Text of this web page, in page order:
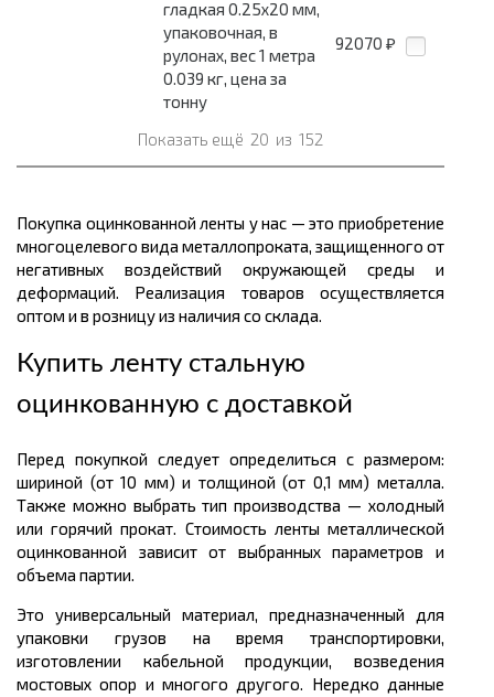
гладкая 0.25x20 мм,
упаковочная, в
рулонах, вес 1 метра
0.039 кг, цена за
тонну
92070 ₽
Показать ещё 20 из 152
Покупка оцинкованной ленты у нас — это приобретение
многоцелевого вида металлопроката, защищенного от
негативных воздействий окружающей среды и
деформаций. Реализация товаров осуществляется
оптом и в розницу из наличия со склада.
Купить ленту стальную
оцинкованную с доставкой
Перед покупкой следует определиться с размером:
шириной (от 10 мм) и толщиной (от 0,1 мм) металла.
Также можно выбрать тип производства — холодный
или горячий прокат. Стоимость ленты металлической
оцинкованной зависит от выбранных параметров и
объема партии.
Это универсальный материал, предназначенный для
упаковки грузов на время транспортировки,
изготовлении кабельной продукции, возведения
мостовых опор и многого другого. Нередко данные